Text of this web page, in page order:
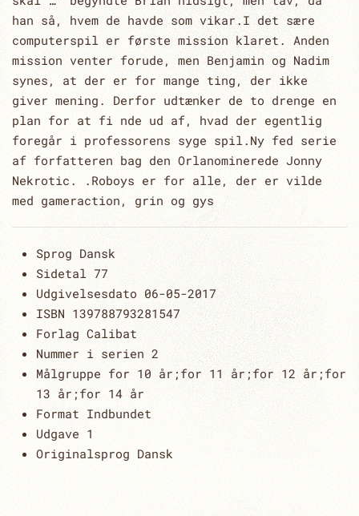
han så, hvem de havde som vikar.I det sære
computerspil er første mission klaret. Anden
mission venter forude, men Benjamin og Nadim
synes, at der er for mange ting, der ikke
giver mening. Derfor udtænker de to drenge en
plan for at fi nde ud af, hvad der egentlig
foregår i professorens syge spil.Ny fed serie
af forfatteren bag den Orlanominerede Jonny
Nekrotic. .Roboys er for alle, der er vilde
med gameraction, grin og gys
Sprog Dansk
Sidetal 77
Udgivelsesdato 06-05-2017
ISBN 139788793281547
Forlag Calibat
Nummer i serien 2
Målgruppe for 10 år;for 11 år;for 12 år;for
13 år;for 14 år
Format Indbundet
Udgave 1
Originalsprog Dansk